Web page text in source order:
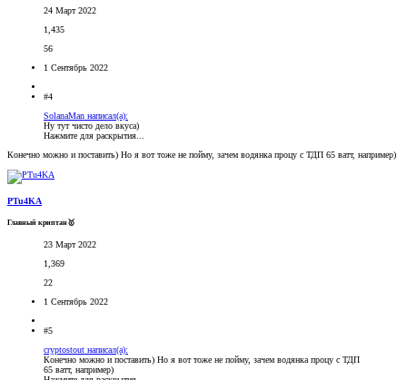
24 Март 2022
1,435
56
1 Сентябрь 2022
#4
SolanaMan написал(а):
Ну тут чисто дело вкуса)
Нажмите для раскрытия...
Конечно можно и поставить) Но я вот тоже не пойму, зачем водянка процу с ТДП 65 ватт, например)
PTu4KA
Главный криптан🥇
23 Март 2022
1,369
22
1 Сентябрь 2022
#5
cryptostout написал(а):
Конечно можно и поставить) Но я вот тоже не пойму, зачем водянка процу с ТДП
65 ватт, например)